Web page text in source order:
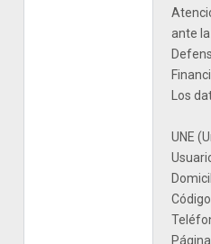
ante
Los
UNE